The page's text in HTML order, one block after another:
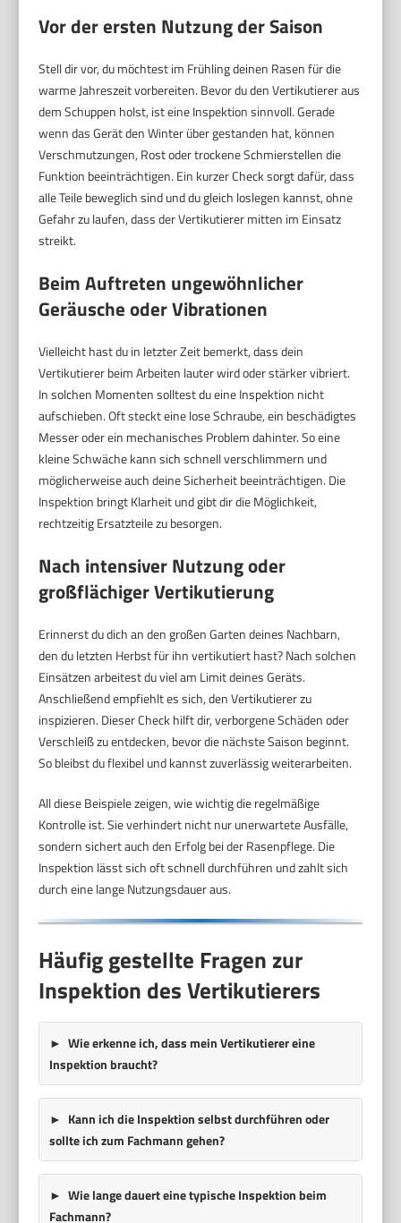
Vor der ersten Nutzung der Saison
Stell dir vor, du möchtest im Frühling deinen Rasen für die
warme Jahreszeit vorbereiten. Bevor du den Vertikutierer aus
dem Schuppen holst, ist eine Inspektion sinnvoll. Gerade
wenn das Gerät den Winter über gestanden hat, können
Verschmutzungen, Rost oder trockene Schmierstellen die
Funktion beeinträchtigen. Ein kurzer Check sorgt dafür, dass
alle Teile beweglich sind und du gleich loslegen kannst, ohne
Gefahr zu laufen, dass der Vertikutierer mitten im Einsatz
streikt.
Beim Auftreten ungewöhnlicher
Geräusche oder Vibrationen
Vielleicht hast du in letzter Zeit bemerkt, dass dein
Vertikutierer beim Arbeiten lauter wird oder stärker vibriert.
In solchen Momenten solltest du eine Inspektion nicht
aufschieben. Oft steckt eine lose Schraube, ein beschädigtes
Messer oder ein mechanisches Problem dahinter. So eine
kleine Schwäche kann sich schnell verschlimmern und
möglicherweise auch deine Sicherheit beeinträchtigen. Die
Inspektion bringt Klarheit und gibt dir die Möglichkeit,
rechtzeitig Ersatzteile zu besorgen.
Nach intensiver Nutzung oder
großflächiger Vertikutierung
Erinnerst du dich an den großen Garten deines Nachbarn,
den du letzten Herbst für ihn vertikutiert hast? Nach solchen
Einsätzen arbeitest du viel am Limit deines Geräts.
Anschließend empfiehlt es sich, den Vertikutierer zu
inspizieren. Dieser Check hilft dir, verborgene Schäden oder
Verschleiß zu entdecken, bevor die nächste Saison beginnt.
So bleibst du flexibel und kannst zuverlässig weiterarbeiten.
All diese Beispiele zeigen, wie wichtig die regelmäßige
Kontrolle ist. Sie verhindert nicht nur unerwartete Ausfälle,
sondern sichert auch den Erfolg bei der Rasenpflege. Die
Inspektion lässt sich oft schnell durchführen und zahlt sich
durch eine lange Nutzungsdauer aus.
Häufig gestellte Fragen zur
Inspektion des Vertikutierers
Wie erkenne ich, dass mein Vertikutierer eine
Inspektion braucht?
Kann ich die Inspektion selbst durchführen oder
sollte ich zum Fachmann gehen?
Wie lange dauert eine typische Inspektion beim
Fachmann?